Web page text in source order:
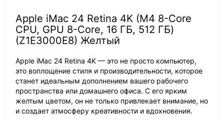
Apple iMac 24 Retina 4K (M4 8-Core
CPU, GPU 8-Core, 16 ГБ, 512 ГБ)
(Z1E3000E8) Желтый
Apple iMac 24 Retina 4K — это не просто компьютер,
это воплощение стиля и производительности, которое
станет идеальным дополнением вашего рабочего
пространства или домашнего офиса. С его ярким
желтым цветом, он не только привлекает внимание, но
и создает атмосферу креативности и вдохновения.